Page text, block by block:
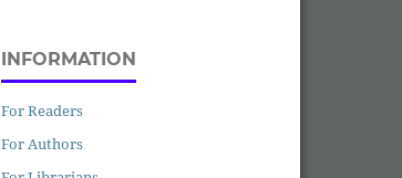
INFORMATION
For Readers
For Authors